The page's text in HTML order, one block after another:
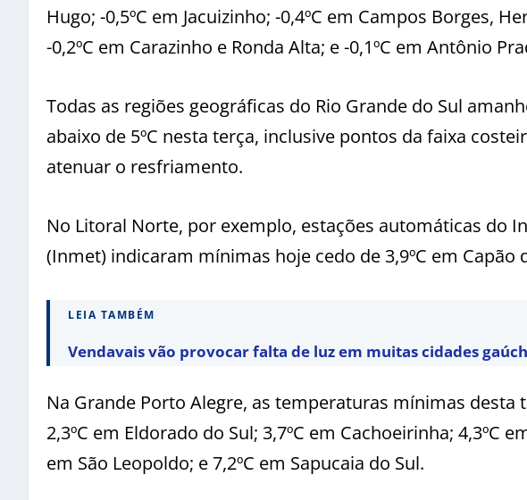
Hugo; -0,5ºC em Jacuizinho; -0,4ºC em Campos Borges,
-0,2ºC em Carazinho e Ronda Alta; e -0,1ºC em Antônio
Todas as regiões geográficas do Rio Grande do Sul
abaixo de 5ºC nesta terça, inclusive pontos da faixa
atenuar o resfriamento.
No Litoral Norte, por exemplo, estações automáticas do
(Inmet) indicaram mínimas hoje cedo de 3,9ºC em Capão
LEIA TAMBÉM
Vendavais vão provocar falta de luz em muitas cidades
Na Grande Porto Alegre, as temperaturas mínimas desta
2,3ºC em Eldorado do Sul; 3,7ºC em Cachoeirinha; 4,3ºC
em São Leopoldo; e 7,2ºC em Sapucaia do Sul.